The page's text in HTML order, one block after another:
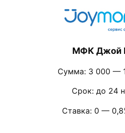
МФК Джой
Сумма: 3 000 —
Срок: до 24
Ставка: 0 —